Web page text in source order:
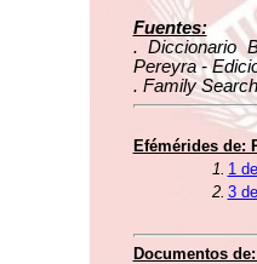
Fuentes:
. Diccionario
Pereyra -
. Family Search
Efémérides de:
1. 1
2. 3
Documentos